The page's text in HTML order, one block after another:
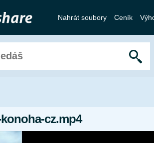
Nahrát soubory Ceník
cz.mp4